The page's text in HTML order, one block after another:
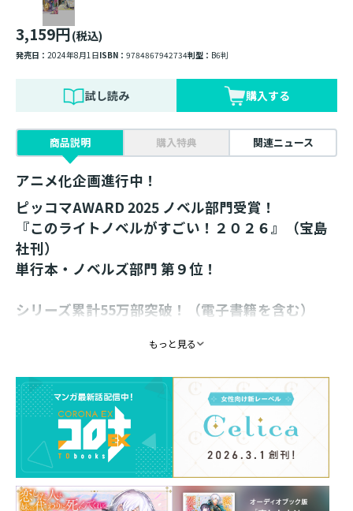
3,159円(税込)
発売日： 2024年8月1日ISBN： 9784867942734判型： B6判
試し読み 購入する
商品説明 購入特典 関連ニュース
アニメ化企画進行中！
ピッコマAWARD 2025 ノベル部門受賞！
『このライトノベルがすごい！２０２６』（宝島
社刊）
単行本・ノベルズ部門 第９位！
シリーズ累計55万部突破！（電子書籍を含む）
「あなたはもう、ただの師じゃない」
師弟恋愛ファンタジー、待望の第６巻！
書き下ろし番外編収録！
収録書き下ろしSS
「変化の理由」
もっと見る